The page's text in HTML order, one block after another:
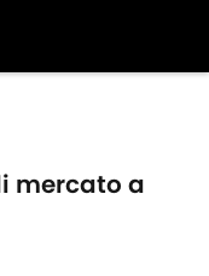
mercato a